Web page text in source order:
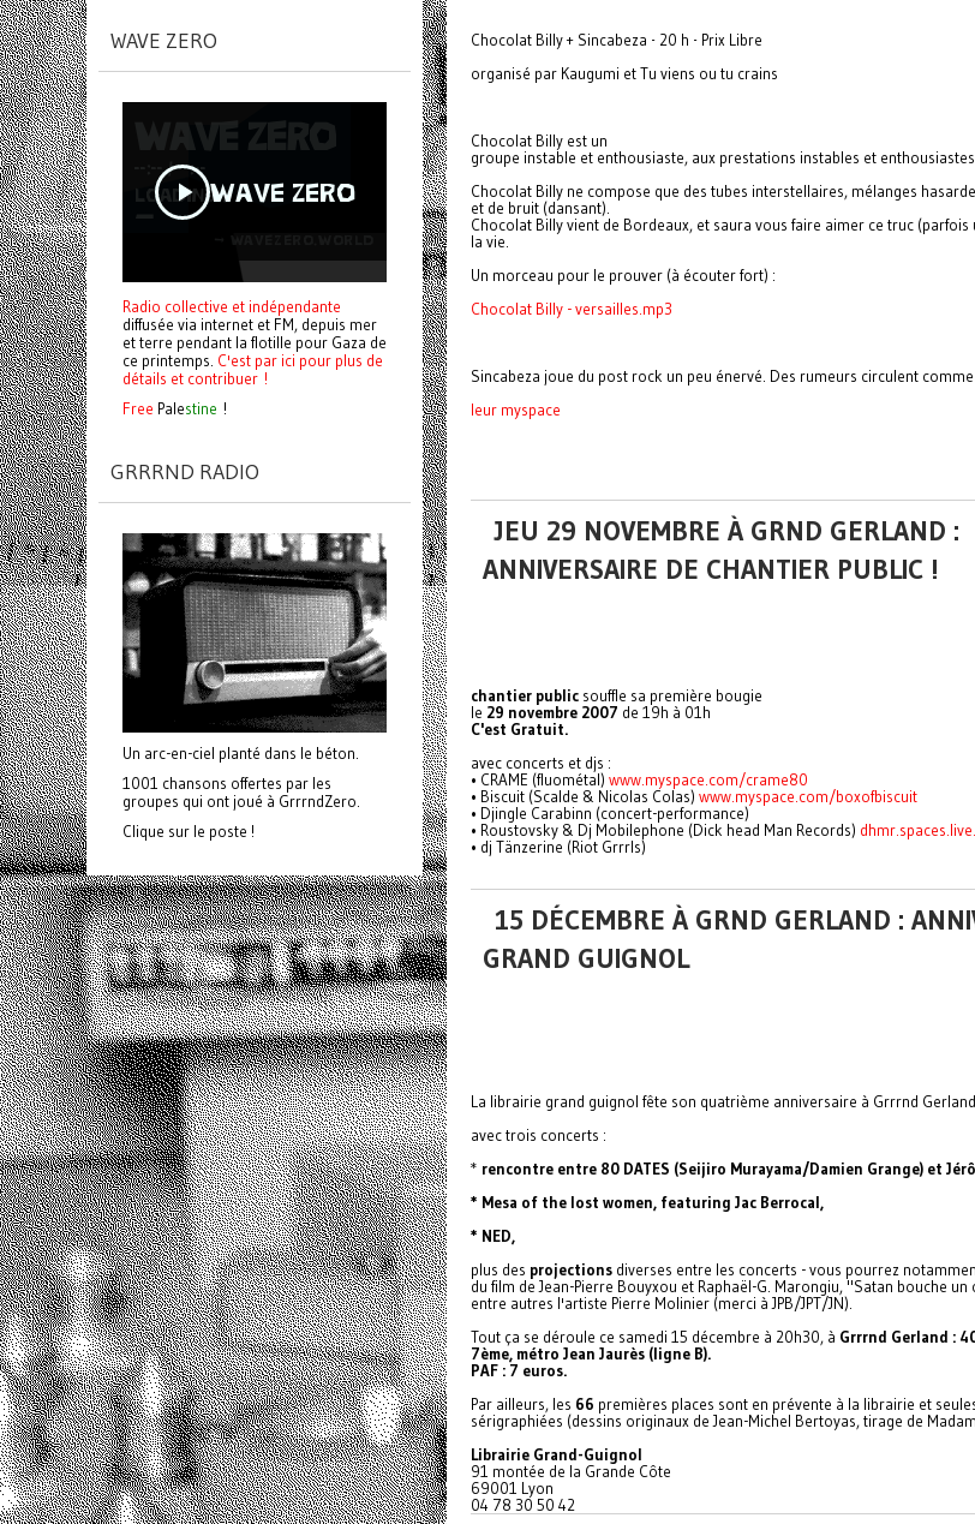
Chocolat Billy + Sincabeza - 20 h - Prix Libre
organisé par Kaugumi et Tu viens ou tu crains
Chocolat Billy est un
groupe instable et enthousiaste, aux prestations instables et enthousiastes.
Chocolat Billy ne compose que des tubes interstellaires, mélanges
et de bruit (dansant).
Chocolat Billy vient de Bordeaux, et saura vous faire aimer ce truc (parfois
la vie.
Un morceau pour le prouver (à écouter fort) :
Chocolat Billy - versailles.mp3
Sincabeza joue du post rock un peu énervé. Des rumeurs circulent
leur myspace
JEU 29 NOVEMBRE À GRND GERLAND :
ANNIVERSAIRE DE CHANTIER PUBLIC !
chantier public souffle sa première bougie
le 29 novembre 2007 de 19h à 01h
C'est Gratuit.
avec concerts et djs :
• CRAME (fluométal) www.myspace.com/crame80
• Biscuit (Scalde & Nicolas Colas) www.myspace.com/boxofbiscuit
• Djingle Carabinn (concert-performance)
• Roustovsky & Dj Mobilephone (Dick head Man Records)
• dj Tänzerine (Riot Grrrls)
15 DÉCEMBRE À GRND GERLAND :
GRAND GUIGNOL
La librairie grand guignol fête son quatrième anniversaire à Grrrnd Gerland.
avec trois concerts :
* rencontre entre 80 DATES (Seijiro Murayama/Damien Grange) et
* Mesa of the lost women, featuring Jac Berrocal,
* NED,
plus des projections diverses entre les concerts - vous pourrez
du film de Jean-Pierre Bouyxou et Raphaël-G. Marongiu, "Satan bouche
entre autres l'artiste Pierre Molinier (merci à JPB/JPT/JN).
Tout ça se déroule ce samedi 15 décembre à 20h30, à Grrrnd Gerland :
7ème, métro Jean Jaurès (ligne B).
PAF : 7 euros.
Par ailleurs, les 66 premières places sont en prévente à la librairie et
sérigraphiées (dessins originaux de Jean-Michel Bertoyas, tirage de
Librairie Grand-Guignol
91 montée de la Grande Côte
69001 Lyon
04 78 30 50 42
WAVE ZERO
Radio collective et indépendante
diffusée via internet et FM, depuis mer
et terre pendant la flotille pour Gaza de
ce printemps. C'est par ici pour plus de
détails et contribuer !
Free Palestine !
GRRRND RADIO
Un arc-en-ciel planté dans le béton.
1001 chansons offertes par les
groupes qui ont joué à GrrrndZero.
Clique sur le poste !